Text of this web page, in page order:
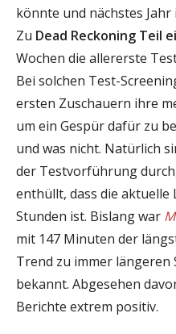
könnte und nächstes
Zu Dead Reckoning Teil
Wochen die allererste
Bei solchen Test-
ersten Zuschauern ihre
um ein Gespür dafür zu
und was nicht. Natürlich
der Testvorführung
enthüllt, dass die aktuelle
Stunden ist. Bislang war
mit 147 Minuten der
Trend zu immer längeren
bekannt. Abgesehen
Berichte extrem positiv.